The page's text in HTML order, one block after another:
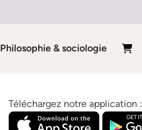
Philosophie & sociologie
Téléchargez notre application :